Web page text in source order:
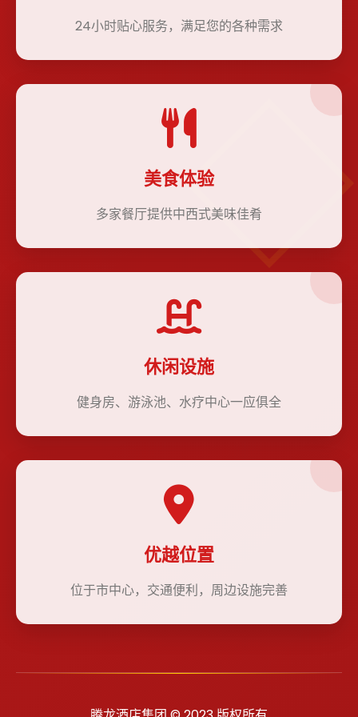
24小时贴心服务，满足您的各种需求
美食体验
多家餐厅提供中西式美味佳肴
休闲设施
健身房、游泳池、水疗中心一应俱全
优越位置
位于市中心，交通便利，周边设施完善